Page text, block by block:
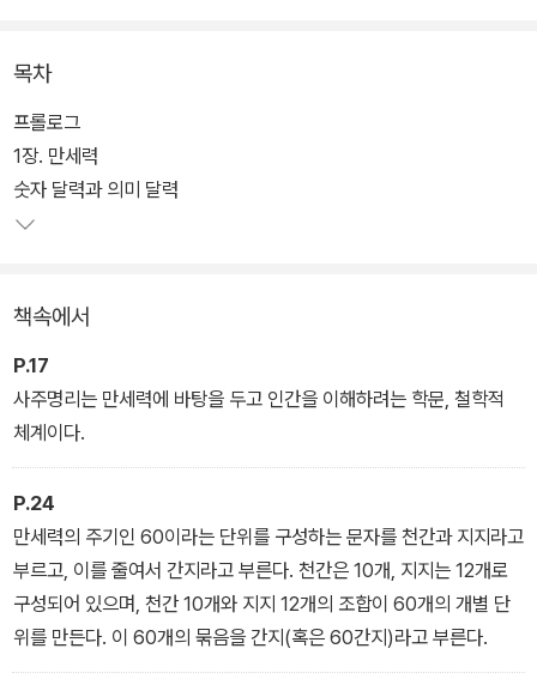
《나의 사주명리》는 자신의 사주명리를 직접 풀이할 수 있는 길을 찬
찬히 안내하는 사주명리 입문서다. 사주명리의 출발점인 만세력에서
사주명리의 모든 것이라고 해도 과언이 아닌 십신까지 차근차근 단계
를 밟아 나간다. 사주명리 입문서는 꽤 나와 있고, 그 책들의 목적은
대부분 ‘혼자’ 사주명리를 풀이하게 하는 데 있다. 하지만 그 목적지까
목차
프롤로그
1장. 만세력
숫자 달력과 의미 달력
책속에서
P.17
사주명리는 만세력에 바탕을 두고 인간을 이해하려는 학문, 철학적
체계이다.
P.24
만세력의 주기인 60이라는 단위를 구성하는 문자를 천간과 지지라고
부르고, 이를 줄여서 간지라고 부른다. 천간은 10개, 지지는 12개로
구성되어 있으며, 천간 10개와 지지 12개의 조합이 60개의 개별 단
위를 만든다. 이 60개의 묶음을 간지(혹은 60간지)라고 부른다.